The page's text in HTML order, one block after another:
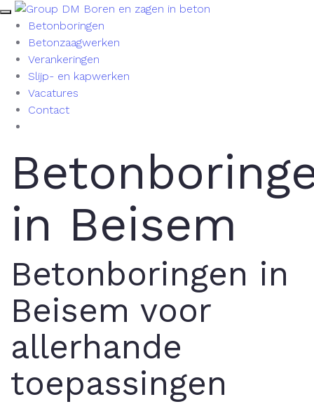
Betonboringen
Betonzaagwerken
Verankeringen
Slijp- en kapwerken
Vacatures
Contact
in Beisem
Betonboringen in
Beisem voor
allerhande
toepassingen